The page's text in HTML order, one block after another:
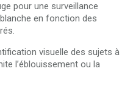
pour une surveillance
en fonction des
visuelle des sujets à
l’éblouissement ou la